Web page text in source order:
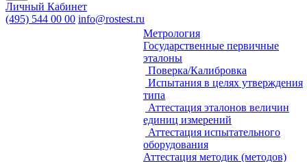
Личный Кабинет
(495) 544 00 00 info@rostest.ru
Метрология
Государственные первичные
эталоны
Поверка/Калибровка
Испытания в целях утверждения
типа
Аттестация эталонов величин
единиц измерений
Аттестация испытательного
оборудования
Аттестация методик (методов)